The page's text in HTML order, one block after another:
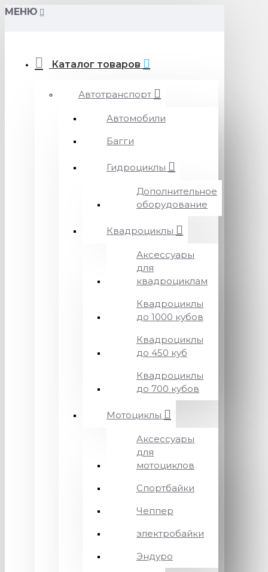
МЕНЮ
Каталог товаров
Автотранспорт
Автомобили
Багги
Гидроциклы
Дополнительное
оборудование
Квадроциклы
Аксессуары
для
квадроциклам
Квадроциклы
до 1000 кубов
Квадроциклы
до 450 куб
Квадроциклы
до 700 кубов
Мотоциклы
Аксессуары
для
мотоциклов
Спортбайки
Чеппер
электробайки
Эндуро